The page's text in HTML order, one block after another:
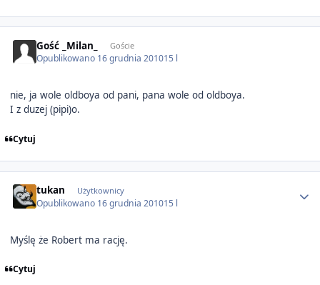
Gość _Milan_ Goście
Opublikowano 16 grudnia 201015 l
nie, ja wole oldboya od pani, pana wole od oldboya.
I z duzej (pipi)o.
Cytuj
tukan Użytkownicy
Opublikowano 16 grudnia 201015 l
Myślę że Robert ma rację.
Cytuj